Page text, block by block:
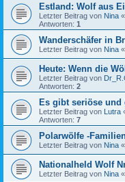
Estland: Wolf aus
Letzter Beitrag von Nina «
Antworten: 1
Wanderschäfer in
Letzter Beitrag von Nina «
Heute: Wenn die
Letzter Beitrag von
Antworten: 2
Es gibt seriöse und
Letzter Beitrag von Lutra
Antworten: 7
Polarwölfe -
Letzter Beitrag von Nina «
Nationalheld Wolf
Letzter Beitrag von Nina «